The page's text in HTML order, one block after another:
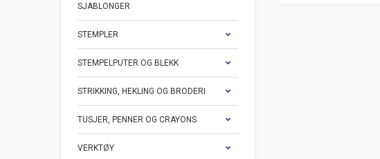
SJABLONGER
STEMPLER
STEMPELPUTER OG BLEKK
STRIKKING, HEKLING OG BRODERI
TUSJER, PENNER OG CRAYONS
VERKTØY